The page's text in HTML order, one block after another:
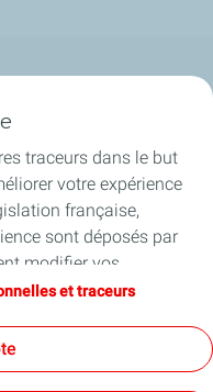
traceurs dans le but
votre expérience
française,
sont déposés par
modifier vos
le bouton « Gérer
des cookies. Dans le
», seuls les cookies
et traceurs